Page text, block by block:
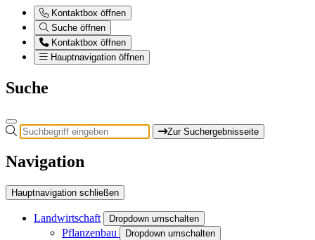
Kontaktbox öffnen
Suche öffnen
Kontaktbox öffnen
Hauptnavigation öffnen
Suche
Zur Suchergebnisseite
Navigation
Hauptnavigation schließen
Landwirtschaft Dropdown umschalten
Pflanzenbau Dropdown umschalten